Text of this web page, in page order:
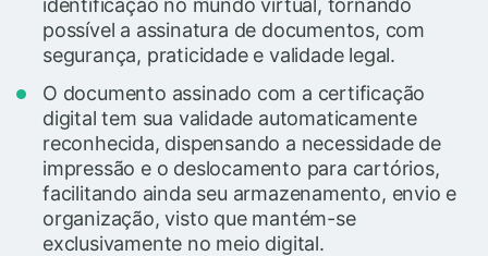
identificação no mundo virtual, tornando
possível a assinatura de documentos, com
segurança, praticidade e validade legal.
O documento assinado com a certificação
digital tem sua validade automaticamente
reconhecida, dispensando a necessidade de
impressão e o deslocamento para cartórios,
facilitando ainda seu armazenamento, envio e
organização, visto que mantém-se
exclusivamente no meio digital.